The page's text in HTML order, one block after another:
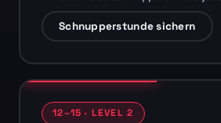
Schnupperstunde sichern
12–15 · LEVEL 2